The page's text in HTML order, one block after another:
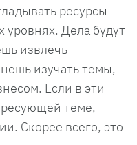
ресурсы
уровнях. Дела будут
извлечь
изучать темы,
Если в эти
теме,
Скорее всего, это